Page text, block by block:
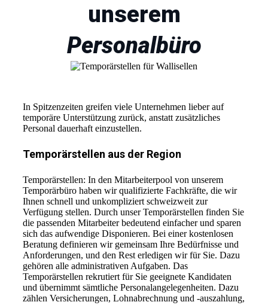
unserem
Personalbüro
In Spitzenzeiten greifen viele Unternehmen lieber auf
temporäre Unterstützung zurück, anstatt zusätzliches
Personal dauerhaft einzustellen.
Temporärstellen aus der Region
Temporärstellen: In den Mitarbeiterpool von unserem
Temporärbüro haben wir qualifizierte Fachkräfte, die wir
Ihnen schnell und unkompliziert schweizweit zur
Verfügung stellen. Durch unser Temporärstellen finden Sie
die passenden Mitarbeiter bedeutend einfacher und sparen
sich das aufwendige Disponieren. Bei einer kostenlosen
Beratung definieren wir gemeinsam Ihre Bedürfnisse und
Anforderungen, und den Rest erledigen wir für Sie. Dazu
gehören alle administrativen Aufgaben. Das
Temporärstellen rekrutiert für Sie geeignete Kandidaten
und übernimmt sämtliche Personalangelegenheiten. Dazu
zählen Versicherungen, Lohnabrechnung und -auszahlung,